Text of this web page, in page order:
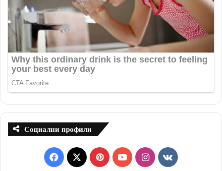
Социални профили
F
X
P
Y
I
v